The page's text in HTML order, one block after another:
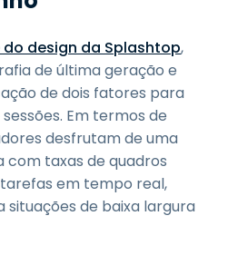
design da Splashtop,
de última geração e
de dois fatores para
Em termos de
desfrutam de uma
com taxas de quadros
em tempo real,
de baixa largura